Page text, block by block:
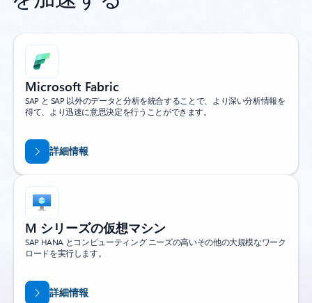
Microsoft Fabric
SAP と SAP 以外のデータと分析を統合することで、より深い分析情報を
得て、より迅速に意思決定を行うことができます。
詳細情報
M シリーズの仮想マシン
SAP HANA とコンピューティング ニーズの高いその他の大規模なワーク
ロードを実行します。
詳細情報